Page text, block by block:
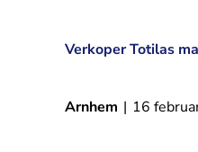
Verkoper Totilas
Arnhem | 16